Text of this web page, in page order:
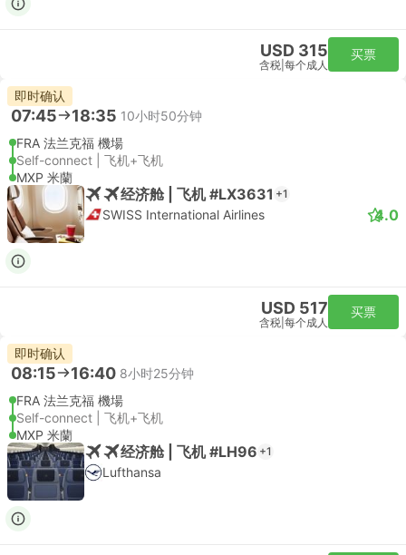
USD 315
含税 每个成人
买票
即时确认
07:45 18:35 10小时50分钟
FRA 法兰克福 機場
Self-connect | 飞机+飞机
MXP 米蘭
经济舱 | 飞机 #LX3631 +1
SWISS International Airlines 4.0
USD 517
含税 每个成人
买票
即时确认
08:15 16:40 8小时25分钟
FRA 法兰克福 機場
Self-connect | 飞机+飞机
MXP 米蘭
经济舱 | 飞机 #LH96 +1
Lufthansa